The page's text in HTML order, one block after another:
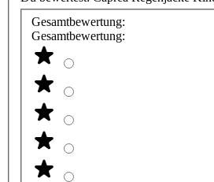
Gesamtbewertung:
Gesamtbewertung: